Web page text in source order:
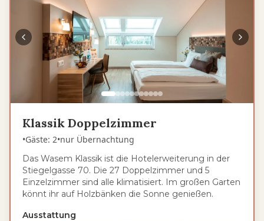
Klassik Doppelzimmer
•Gäste: 2•nur Übernachtung
Das Wasem Klassik ist die Hotelerweiterung in der
Stiegelgasse 70. Die 27 Doppelzimmer und 5
Einzelzimmer sind alle klimatisiert. Im großen Garten
könnt ihr auf Holzbänken die Sonne genießen.
Ausstattung